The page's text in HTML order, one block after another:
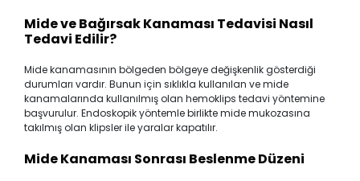
Mide ve Bağırsak Kanaması Tedavisi Nasıl
Tedavi Edilir?
Mide kanamasının bölgeden bölgeye değişkenlik gösterdiği
durumları vardır. Bunun için sıklıkla kullanılan ve mide
kanamalarında kullanılmış olan hemoklips tedavi yöntemine
başvurulur. Endoskopik yöntemle birlikte mide mukozasına
takılmış olan klipsler ile yaralar kapatılır.
Mide Kanaması Sonrası Beslenme Düzeni